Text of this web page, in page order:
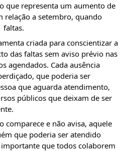
que representa um aumento de
relação a setembro, quando
faltas.
criada para conscientizar a
das faltas sem aviso prévio nas
agendados. Cada ausência
que poderia ser
que aguarda atendimento,
públicos que deixam de ser
comparece e não avisa, aquele
que poderia ser atendido
que todos colaborem